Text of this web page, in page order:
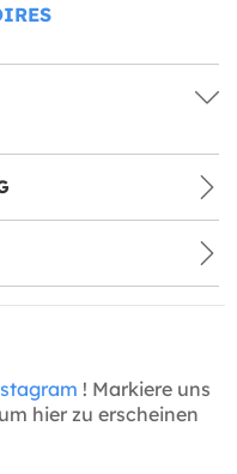
! Markiere uns
um hier zu erscheinen